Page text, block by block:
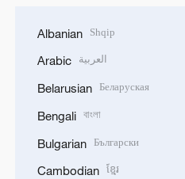
Albanian Shqip
Arabic العربية
Belarusian Беларуская
Bengali বাংলা
Bulgarian Български
Cambodian ខ្មែរ